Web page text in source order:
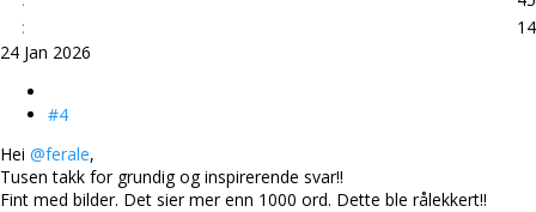
14
24 Jan 2026
#4
Hei @ferale,
Tusen takk for grundig og inspirerende svar!!
Fint med bilder. Det sier mer enn 1000 ord. Dette ble rålekkert!!